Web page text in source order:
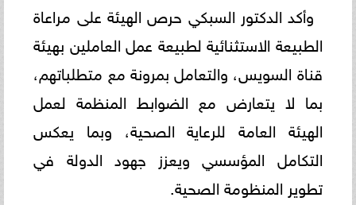
وأكد الدكتور السبكي حرص الهيئة على مراعاة
الطبيعة الاستثنائية لطبيعة عمل العاملين بهيئة
قناة السويس، والتعامل بمرونة مع متطلباتهم،
بما لا يتعارض مع الضوابط المنظمة لعمل
الهيئة العامة للرعاية الصحية، وبما يعكس
التكامل المؤسسي ويعزز جهود الدولة في
تطوير المنظومة الصحية.